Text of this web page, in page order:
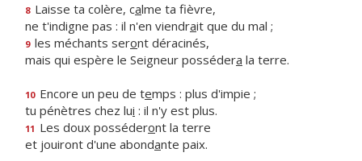
8 Laisse ta colère, calme ta fièvre,
ne t'indigne pas : il n'en viendrait que du mal ;
9 les méchants seront déracinés,
mais qui espère le Seigneur possédera la terre.
10 Encore un peu de temps : plus d'impie ;
tu pénètres chez lui : il n'y est plus.
11 Les doux posséderont la terre
et jouiront d'une abondante paix.